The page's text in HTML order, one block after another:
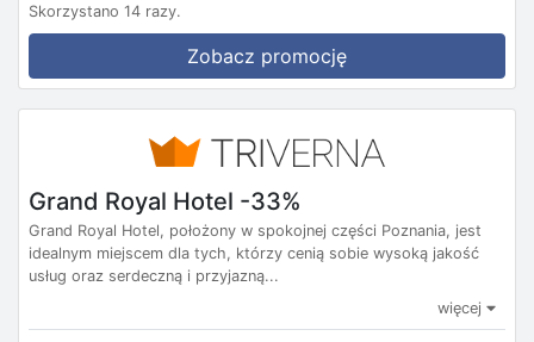
Skorzystano 14 razy.
Zobacz promocję
Grand Royal Hotel -33%
Grand Royal Hotel, położony w spokojnej części Poznania, jest
idealnym miejscem dla tych, którzy cenią sobie wysoką jakość
usług oraz serdeczną i przyjazną...
więcej